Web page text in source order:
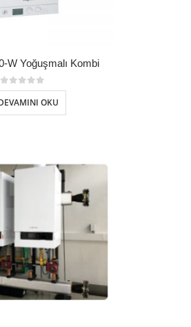
W Yoğuşmalı Kombi
05 üzerinden
OKU